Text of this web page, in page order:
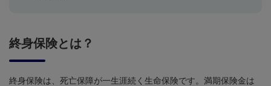
終身保険とは？
終身保険は、死亡保障が一生涯続く生命保険です。満期保険金は